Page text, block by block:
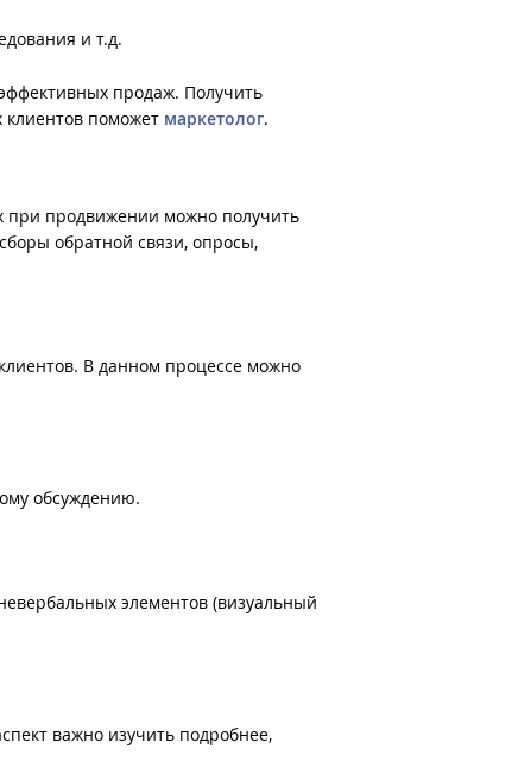
и т.д.
продаж. Получить
клиентов поможет маркетолог.
продвижении можно получить
обратной связи, опросы,
В данном процессе можно
обсуждению.
элементов (визуальный
важно изучить подробнее,